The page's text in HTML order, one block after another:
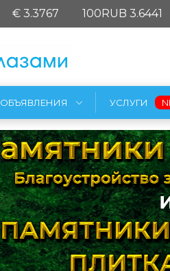
€ 3.3767 100RUB 3.6441
ОБЪЯВЛЕНИЯ УСЛУГИ